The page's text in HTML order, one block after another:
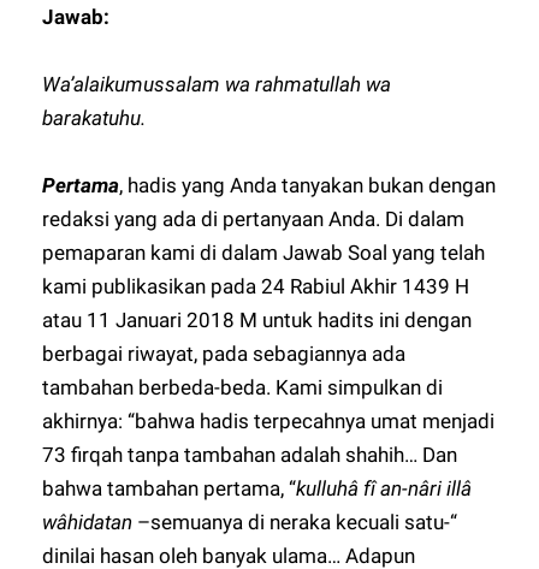
Jawab:
Wa’alaikumussalam wa rahmatullah wa
barakatuhu.
Pertama, hadis yang Anda tanyakan bukan dengan
redaksi yang ada di pertanyaan Anda. Di dalam
pemaparan kami di dalam Jawab Soal yang telah
kami publikasikan pada 24 Rabiul Akhir 1439 H
atau 11 Januari 2018 M untuk hadits ini dengan
berbagai riwayat, pada sebagiannya ada
tambahan berbeda-beda. Kami simpulkan di
akhirnya: “bahwa hadis terpecahnya umat menjadi
73 firqah tanpa tambahan adalah shahih… Dan
bahwa tambahan pertama, “kulluhâ fî an-nâri illâ
wâhidatan –semuanya di neraka kecuali satu-“
dinilai hasan oleh banyak ulama… Adapun